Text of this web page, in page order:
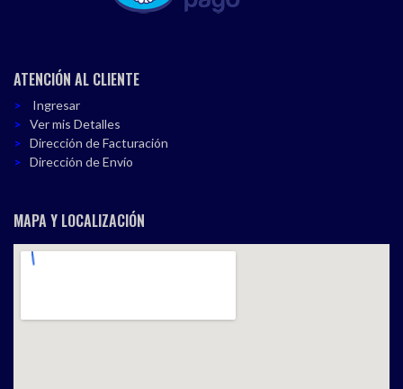
ATENCIÓN AL CLIENTE
Ingresar
Ver mis Detalles
Dirección de Facturación
Dirección de Envío
MAPA Y LOCALIZACIÓN